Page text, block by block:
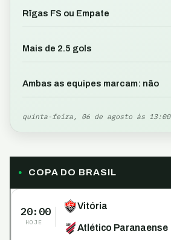
Rīgas FS ou Empate
Mais de 2.5 gols
Ambas as equipes marcam: não
quinta-feira, 06 de agosto às 13:00
COPA DO BRASIL
20:00
HOJE
Vitória
Atlético Paranaense